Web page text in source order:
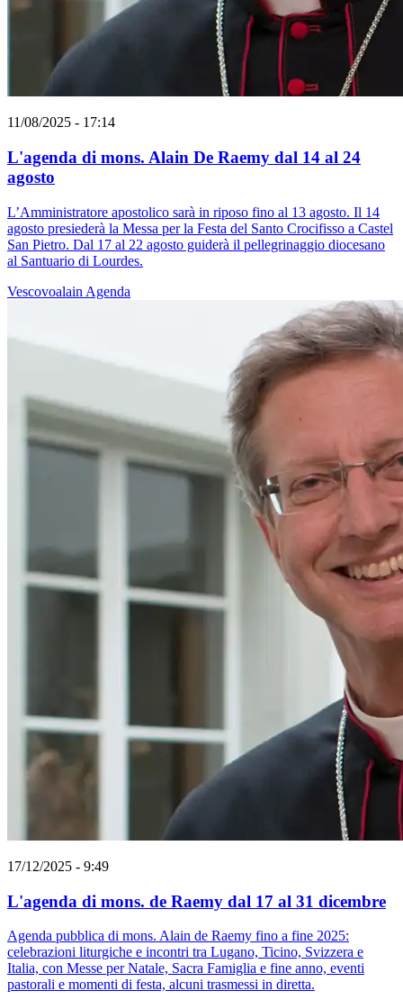
11/08/2025 - 17:14
L'agenda di mons. Alain De Raemy dal 14 al 24
agosto
L’Amministratore apostolico sarà in riposo fino al 13 agosto. Il 14
agosto presiederà la Messa per la Festa del Santo Crocifisso a Castel
San Pietro. Dal 17 al 22 agosto guiderà il pellegrinaggio diocesano
al Santuario di Lourdes.
Vescovoalain Agenda
17/12/2025 - 9:49
L'agenda di mons. de Raemy dal 17 al 31 dicembre
Agenda pubblica di mons. Alain de Raemy fino a fine 2025:
celebrazioni liturgiche e incontri tra Lugano, Ticino, Svizzera e
Italia, con Messe per Natale, Sacra Famiglia e fine anno, eventi
pastorali e momenti di festa, alcuni trasmessi in diretta.